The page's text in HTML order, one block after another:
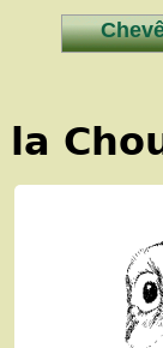
la